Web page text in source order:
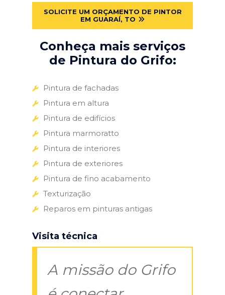
SOLICITE UM ORÇAMENTO DE PINTOR
EM GUARAÍ, TO
Conheça mais serviços
de Pintura do Grifo:
Pintura de fachadas
Pintura em altura
Pintura de edifícios
Pintura marmoratto
Pintura de interiores
Pintura de exteriores
Pintura de fino acabamento
Texturização
Reparos em pinturas antigas
Visita técnica
A missão do Grifo